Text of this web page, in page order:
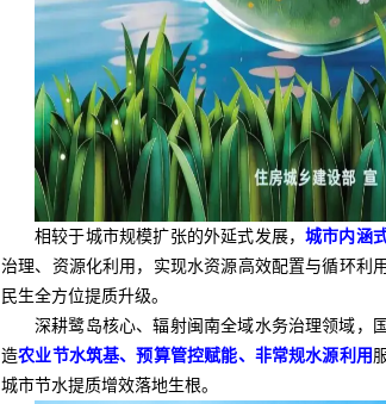
相较于城市规模扩张的外延式发展，城市内涵
治理、资源化利用，实现水资源高效配置与循环利
民生全方位提质升级。
深耕鹭岛核心、辐射闽南全域水务治理领域，
造农业节水筑基、预算管控赋能、非常规水源利用
城市节水提质增效落地生根。